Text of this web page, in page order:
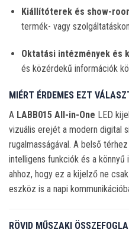
Kiállítóterek és show-
termék- vagy
Oktatási intézmények és
és közérdekű információk
MIÉRT ÉRDEMES EZT
A LABB015 All-in-One LED
vizuális erejét a modern digital
rugalmasságával. A belső
intelligens funkciók és a
ahhoz, hogy ez a kijelző ne
eszköz is a napi
RÖVID MŰSZAKI